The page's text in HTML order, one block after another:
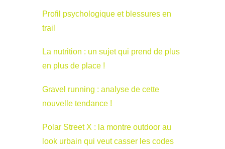
Profil psychologique et blessures en
trail
La nutrition : un sujet qui prend de plus
en plus de place !
Gravel running : analyse de cette
nouvelle tendance !
Polar Street X : la montre outdoor au
look urbain qui veut casser les codes